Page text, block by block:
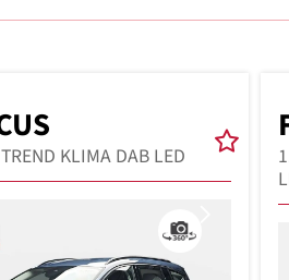
KLIMA DAB LED